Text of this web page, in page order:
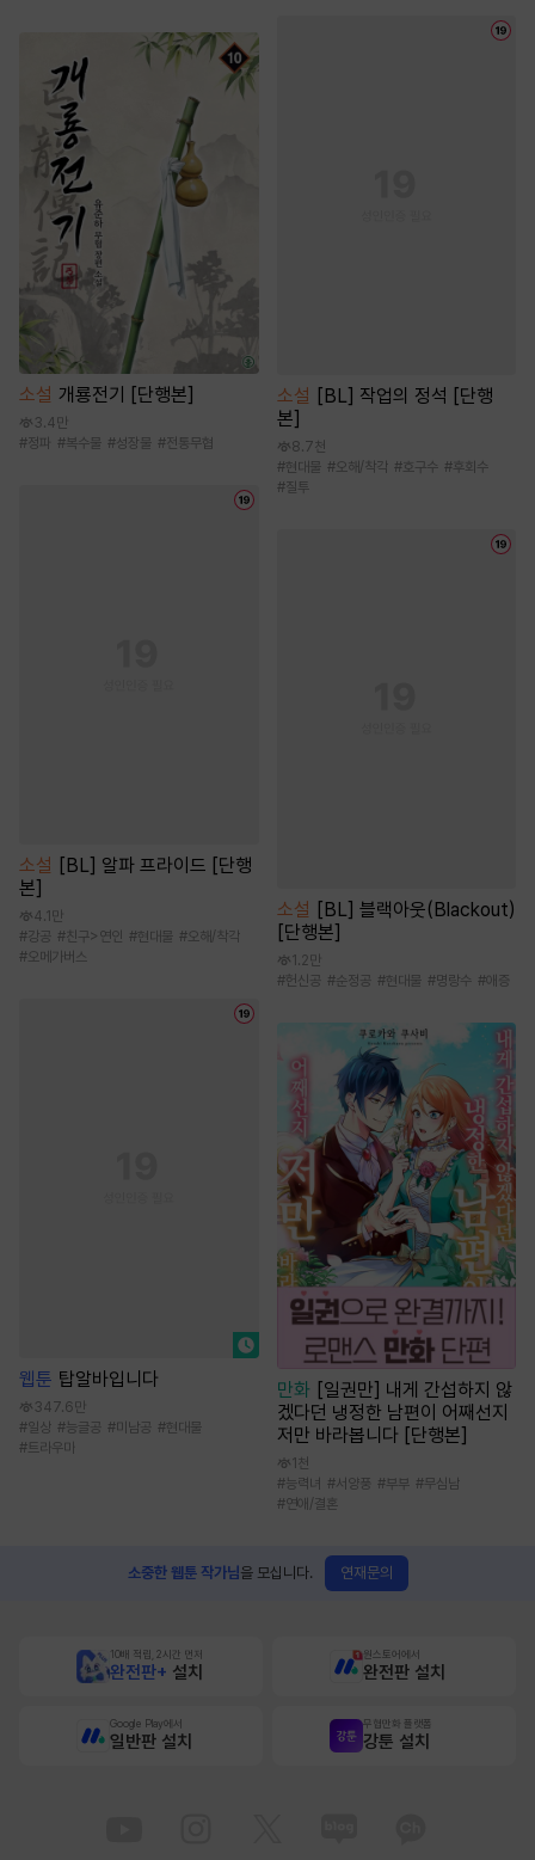
소설 개룡전기 [단행본]
3.4만
#정파 #복수물 #성장물 #전통무협
소설 [BL] 알파 프라이드 [단행
본]
4.1만
#강공 #친구>연인 #현대물 #오해/착각
#오메가버스
웹툰 탑알바입니다
347.6만
#일상 #능글공 #미남공 #현대물
#트라우마
소설 [BL] 작업의 정석 [단행
본]
8.7천
#현대물 #오해/착각 #호구수 #후회수
#질투
소설 [BL] 블랙아웃(Blackout)
[단행본]
1.2만
#헌신공 #순정공 #현대물 #명랑수 #애증
만화 [일권만] 내게 간섭하지 않
겠다던 냉정한 남편이 어째선지
저만 바라봅니다 [단행본]
1천
#능력녀 #서양풍 #부부 #무심남
#연애/결혼
소중한 웹툰 작가님을 모십니다. 연재문의
10배 적립, 2시간 먼저
완전판+ 설치
원스토어에서
완전판 설치
Google Play에서
일반판 설치
무협만화 플랫폼
강툰 설치